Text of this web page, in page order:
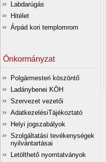
Labdarúgás
Hitélet
Árpád kori templomrom
Önkormányzat
Polgármesteri köszöntő
Ladánybenei KÖH
Szervezet vezetői
AdatkezelésiTájékoztató
Helyi jogszabályok
Szolgáltatási tevékenységek
nyilvántartásai
Letölthető nyomtatványok